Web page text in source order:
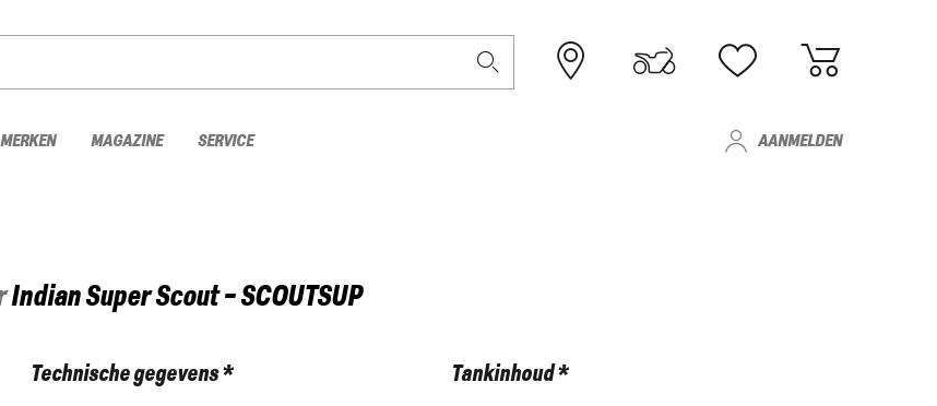
MERKEN MAGAZINE SERVICE AANMELDEN
IndianSuper Scout - SCOUTSUP
Technische gegevens * Tankinhoud *